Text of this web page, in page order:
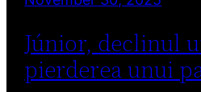
Júnior, declinul
pierderea unui